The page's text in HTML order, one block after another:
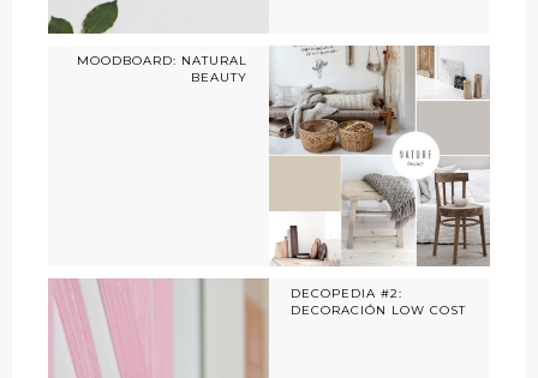
MOODBOARD: NATURAL
BEAUTY
DECOPEDIA #2:
DECORACIÓN LOW COST